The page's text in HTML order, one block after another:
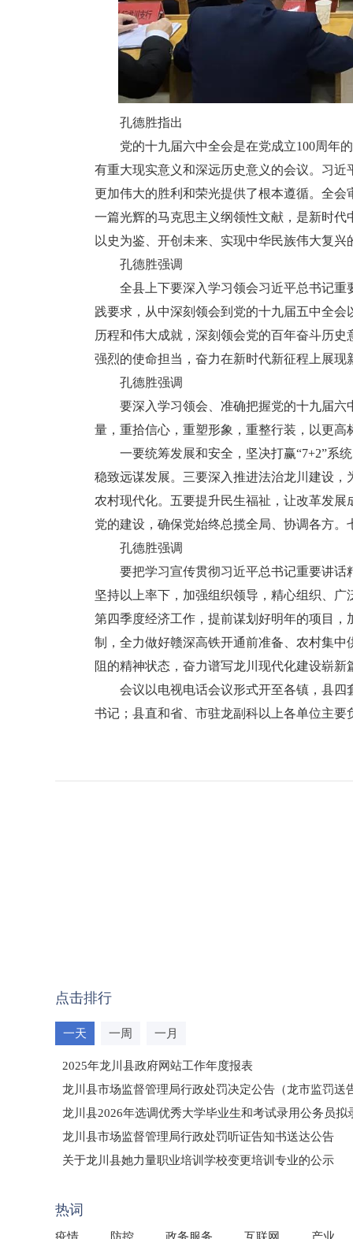
孔德胜指出
党的十九届六中全会是在党成立100周年的
有重大现实意义和深远历史意义的会议。习
更加伟大的胜利和荣光提供了根本遵循。全
一篇光辉的马克思主义纲领性文献，是新时
以史为鉴、开创未来、实现中华民族伟大复兴
孔德胜强调
全县上下要深入学习领会习近平总书记重
践要求，从中深刻领会到党的十九届五中全
历程和伟大成就，深刻领会党的百年奋斗历
强烈的使命担当，奋力在新时代新征程上展现
孔德胜强调
要深入学习领会、准确把握党的十九届六
量，重拾信心，重塑形象，重整行装，以更
一要统筹发展和安全，坚决打赢“7+2”系统
稳致远谋发展。三要深入推进法治龙川建设
农村现代化。五要提升民生福祉，让改革发
党的建设，确保党始终总揽全局、协调各方
孔德胜强调
要把学习宣传贯彻习近平总书记重要讲话
坚持以上率下，加强组织领导，精心组织、
第四季度经济工作，提前谋划好明年的项目，
制，全力做好赣深高铁开通前准备、农村集
阻的精神状态，奋力谱写龙川现代化建设崭新
会议以电视电话会议形式开至各镇，县四
书记；县直和省、市驻龙副科以上各单位主
点击排行
一天 一周 一月
2025年龙川县政府网站工作年度报表
龙川县市场监督管理局行政处罚决定公告（龙市监罚送
龙川县2026年选调优秀大学毕业生和考试录用公务员拟
龙川县市场监督管理局行政处罚听证告知书送达公告
（龙市监罚送告〔2026〕71号）
关于龙川县她力量职业培训学校变更培训专业的公示
热词